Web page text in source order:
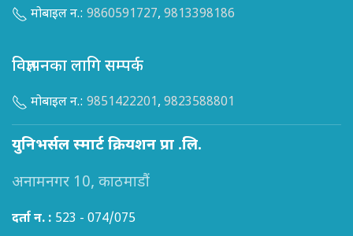
मोबाइल न.: 9860591727, 9813398186
विज्ञापनका लागि सम्पर्क
मोबाइल न.: 9851422201, 9823588801
युनिभर्सल स्मार्ट क्रियशन प्रा .लि.
अनामनगर 10, काठमाडौं
दर्ता न. : 523 - 074/075